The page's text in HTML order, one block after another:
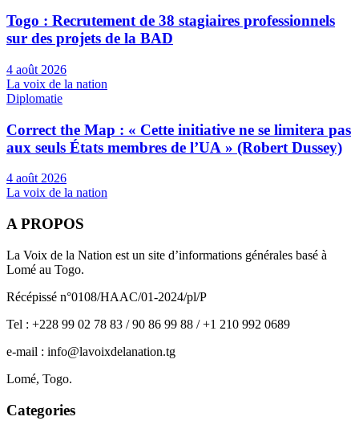
Togo : Recrutement de 38 stagiaires professionnels
sur des projets de la BAD
4 août 2026
La voix de la nation
Diplomatie
Correct the Map : « Cette initiative ne se limitera pas
aux seuls États membres de l’UA » (Robert Dussey)
4 août 2026
La voix de la nation
A PROPOS
La Voix de la Nation est un site d’informations générales basé à
Lomé au Togo.
Récépissé n°0108/HAAC/01-2024/pl/P
Tel : +228 99 02 78 83 / 90 86 99 88 / +1 210 992 0689
e-mail : info@lavoixdelanation.tg
Lomé, Togo.
Categories